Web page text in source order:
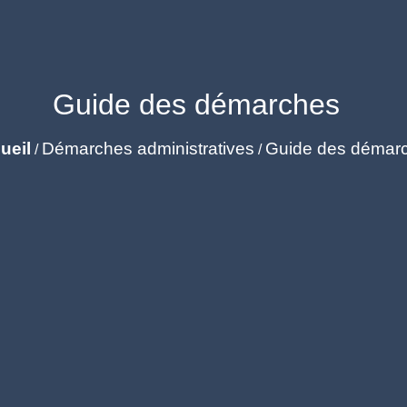
Guide des démarches
/ Démarches administratives / Guide des